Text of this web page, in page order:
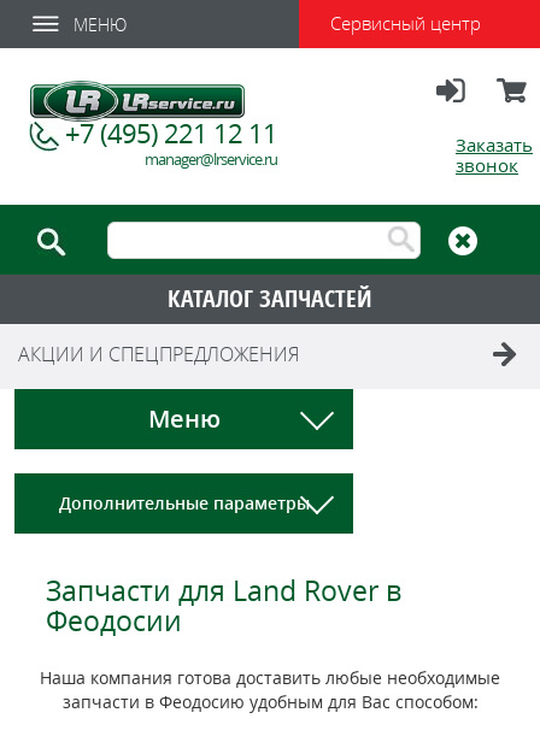
МЕНЮ Сервисный центр
Заказать
звонок
+7 (495) 221 12 11
manager@lrservice.ru
КАТАЛОГ ЗАПЧАСТЕЙ
АКЦИИ И СПЕЦПРЕДЛОЖЕНИЯ
Меню
Дополнительные параметры
Запчасти для Land Rover в
Феодосии
Наша компания готова доставить любые необходимые
запчасти в Феодосию удобным для Вас способом: